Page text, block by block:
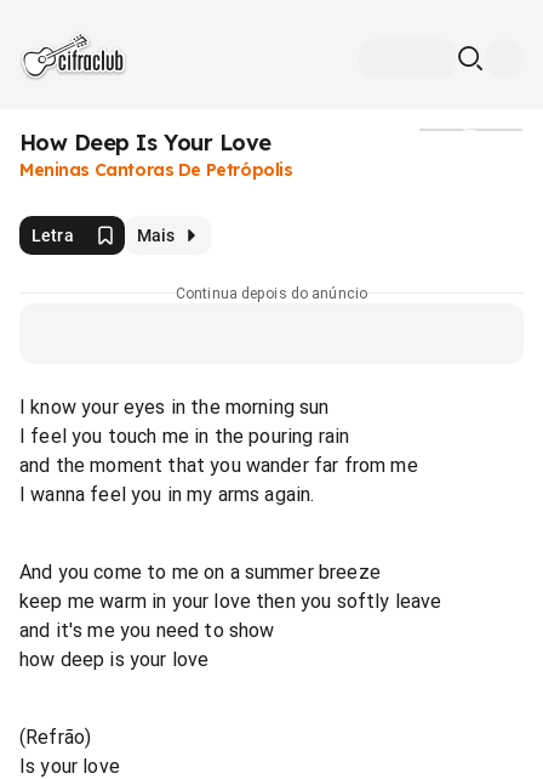
How Deep Is Your Love
Meninas Cantoras De Petrópolis
Letra Mais
Continua depois do anúncio
I know your eyes in the morning sun
I feel you touch me in the pouring rain
and the moment that you wander far from me
I wanna feel you in my arms again.
And you come to me on a summer breeze
keep me warm in your love then you softly leave
and it's me you need to show
how deep is your love
(Refrão)
Is your love